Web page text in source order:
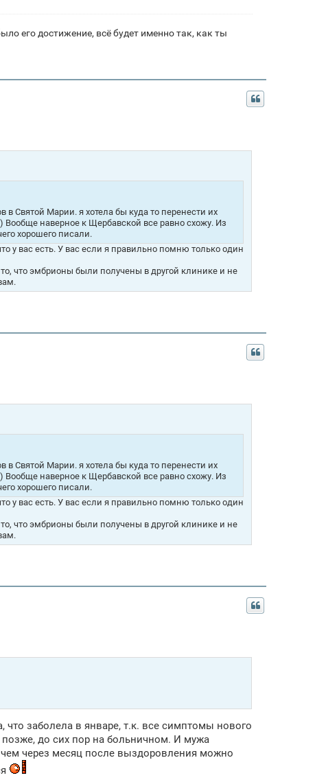
его достижение, всё будет именно так, как ты
Святой Марии. я хотела бы куда то перенести их
наверное к Щербавской все равно схожу. Из
хорошего писали.
у вас есть. У вас если я правильно помню только один
что эмбрионы были получены в другой клинике и не
Святой Марии. я хотела бы куда то перенести их
наверное к Щербавской все равно схожу. Из
хорошего писали.
у вас есть. У вас если я правильно помню только один
что эмбрионы были получены в другой клинике и не
заболела в январе, т.к. все симптомы нового
до сих пор на больничном. И мужа
через месяц после выздоровления можно